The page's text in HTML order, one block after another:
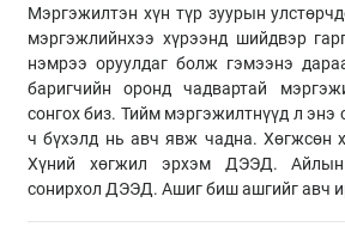
Мэргэжилтэн хүн түр зуурын
мэргэжлийнхээ хүрээнд шийдвэр
нэмрээ оруулдаг болж гэмээнэ
баригчийн оронд чадвартай
сонгох биз. Тийм мэргэжилтнүүд л энэ
ч бүхэлд нь авч явж чадна. Хөгжсөн
Хүний хөгжил эрхэм ДЭЭД.
сонирхол ДЭЭД. Ашиг биш ашгийг авч